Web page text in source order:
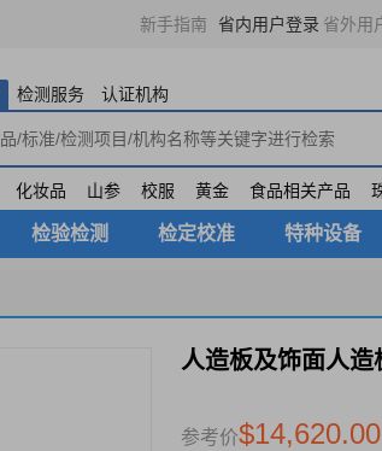
新手指南 省内用户登录 省外用
检测服务 认证机构
化妆品 山参 校服 黄金 食品相关产品
检验检测 检定校准 特种设备
人造板及饰面人造
参考价$14,620.00